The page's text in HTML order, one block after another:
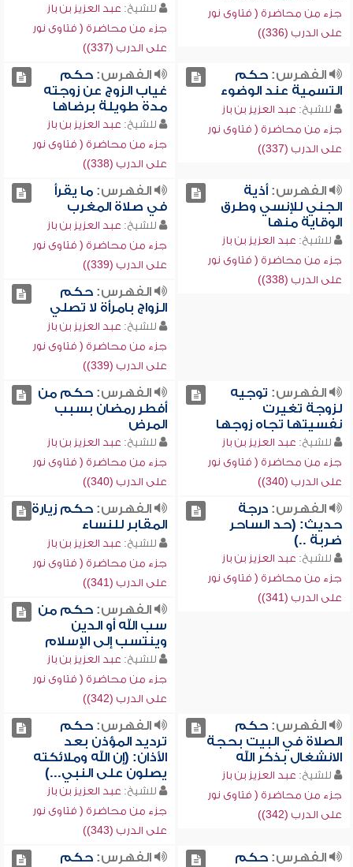
جزء من محاضرة ( فتاوى نور
على الدرب (336))
للشيخ: عبد العزيز بن باز
جزء من محاضرة ( فتاوى نور
على الدرب (337))
الفهرس:حكم
التسمية عند الوضوء
للشيخ: عبد العزيز بن باز
جزء من محاضرة ( فتاوى نور
على الدرب (337))
الفهرس:حكم
غياب الزوج عن زوجته
مدة طويلة برضاها
للشيخ: عبد العزيز بن باز
جزء من محاضرة ( فتاوى نور
على الدرب (338))
الفهرس:أذية
الجني للإنسي وطرق
الوقاية منها
للشيخ: عبد العزيز بن باز
جزء من محاضرة ( فتاوى نور
على الدرب (338))
الفهرس:ما يقرأ
في صلاة المغرب
للشيخ: عبد العزيز بن باز
جزء من محاضرة ( فتاوى نور
على الدرب (339))
الفهرس:حكم
الزواج بامرأة لا تصلي
للشيخ: عبد العزيز بن باز
جزء من محاضرة ( فتاوى نور
على الدرب (339))
الفهرس: توجيه
لزوجة تغيرت
نفسيتها تجاه زوجها
للشيخ: عبد العزيز بن باز
جزء من محاضرة ( فتاوى نور
على الدرب (340))
الفهرس:حكم من
أفطر رمضان بسبب
المرض
للشيخ: عبد العزيز بن باز
جزء من محاضرة ( فتاوى نور
على الدرب (340))
الفهرس:درجة
حديث: (حد الساحر
ضربة ..)
للشيخ: عبد العزيز بن باز
جزء من محاضرة ( فتاوى نور
على الدرب (341))
الفهرس:حكم زيارة
المقابر للنساء
للشيخ: عبد العزيز بن باز
جزء من محاضرة ( فتاوى نور
على الدرب (341))
الفهرس:حكم من
سب الله أو الدين
وينتسب إلى الإسلام
للشيخ: عبد العزيز بن باز
جزء من محاضرة ( فتاوى نور
على الدرب (342))
الفهرس:حكم
الصلاة في البيت بحجة
الانشغال بذكر الله
للشيخ: عبد العزيز بن باز
جزء من محاضرة ( فتاوى نور
على الدرب (342))
الفهرس:حكم
ترديد المؤذن بعد
الأذان: (إن الله وملائكته
يصلون على النبي...)
للشيخ: عبد العزيز بن باز
جزء من محاضرة ( فتاوى نور
على الدرب (343))
الفهرس:حكم
الفهرس:حكم